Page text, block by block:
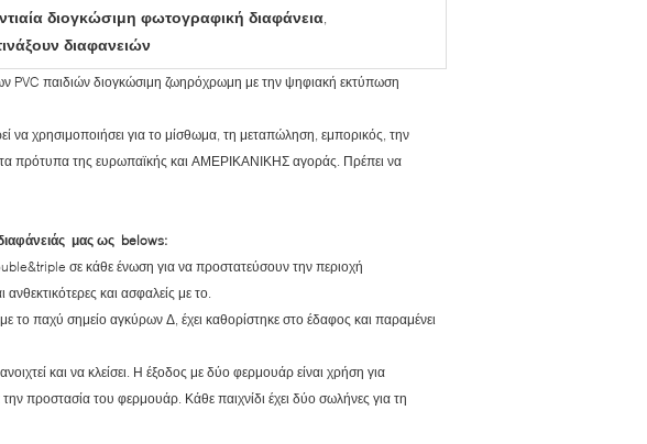
διογκώσιμη φωτογραφική διαφάνεια,
διαφανειών
PVC παιδιών διογκώσιμη ζωηρόχρωμη με την ψηφιακή εκτύπωση
να χρησιμοποιήσει για το μίσθωμα, τη μεταπώληση, εμπορικός, την
πρότυπα της ευρωπαϊκής και ΑΜΕΡΙΚΑΝΙΚΗΣ αγοράς. Πρέπει να
μας ως belows:
σε κάθε ένωση για να προστατεύσουν την περιοχή
και ασφαλείς με το.
το παχύ σημείο αγκύρων Δ, έχει καθορίστηκε στο έδαφος και παραμένει
και να κλείσει. Η έξοδος με δύο φερμουάρ είναι χρήση για
προστασία του φερμουάρ. Κάθε παιχνίδι έχει δύο σωλήνες για τη